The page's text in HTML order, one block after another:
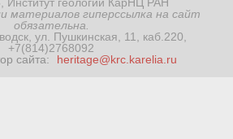
материалов гиперссылка на сайт
обязательна.
ул. Пушкинская, 11, каб.220,
+7(814)2768092
сайта:
heritage@krc.karelia.ru